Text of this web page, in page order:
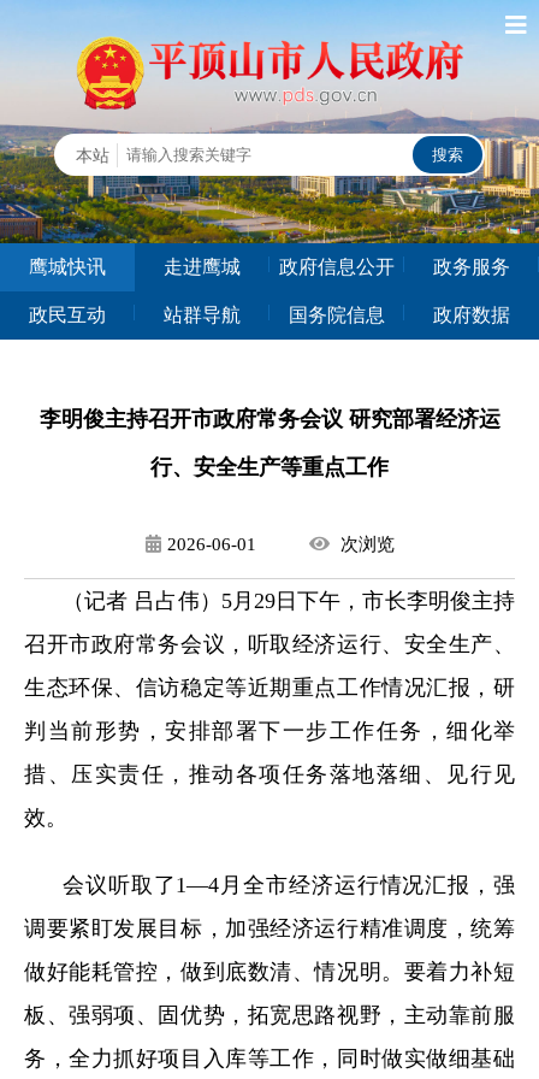
鹰城快讯 走进鹰城 政府信息公开 政务服务
政民互动 站群导航 国务院信息 政府数据
李明俊主持召开市政府常务会议 研究部署经济运
行、安全生产等重点工作
2026-06-01 次浏览
（记者 吕占伟）5月29日下午，市长李明俊主持
召开市政府常务会议，听取经济运行、安全生产、
生态环保、信访稳定等近期重点工作情况汇报，研
判当前形势，安排部署下一步工作任务，细化举
措、压实责任，推动各项任务落地落细、见行见
效。
会议听取了1—4月全市经济运行情况汇报，强
调要紧盯发展目标，加强经济运行精准调度，统筹
做好能耗管控，做到底数清、情况明。要着力补短
板、强弱项、固优势，拓宽思路视野，主动靠前服
务，全力抓好项目入库等工作，同时做实做细基础